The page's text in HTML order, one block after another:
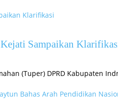
Sampaikan
(Tuper) DPRD Kabupaten